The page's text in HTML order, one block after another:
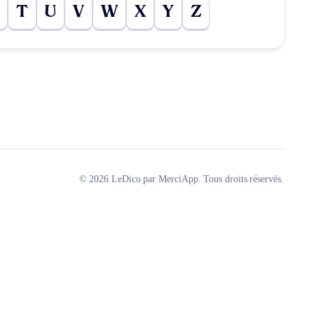
T U V W X Y Z
© 2026 LeDico par MerciApp. Tous droits réservés.